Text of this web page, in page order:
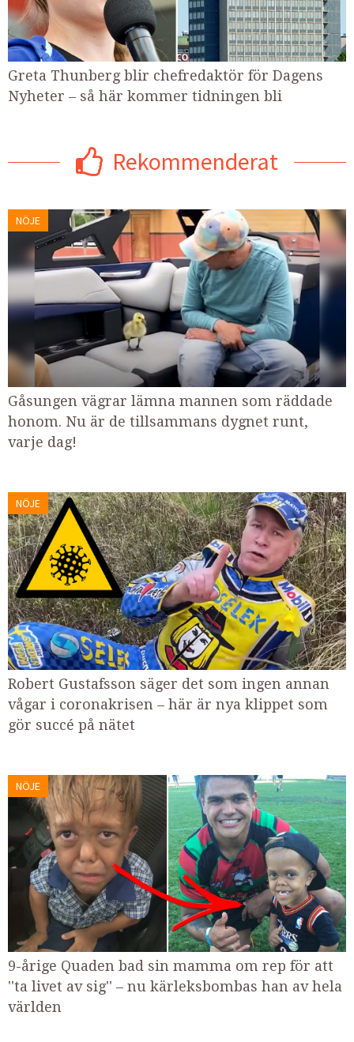
Greta Thunberg blir chefredaktör för Dagens
Nyheter – så här kommer tidningen bli
Rekommenderat
NÖJE
Gåsungen vägrar lämna mannen som räddade
honom. Nu är de tillsammans dygnet runt,
varje dag!
NÖJE
Robert Gustafsson säger det som ingen annan
vågar i coronakrisen – här är nya klippet som
gör succé på nätet
NÖJE
9-årige Quaden bad sin mamma om rep för att
''ta livet av sig'' – nu kärleksbombas han av hela
världen